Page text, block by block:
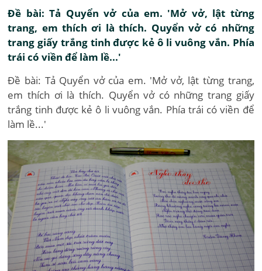
Đề bài: Tả Quyển vở của em. 'Mở vở, lật từng
trang, em thích ơi là thích. Quyển vở có những
trang giấy trắng tinh được kẻ ô li vuông vắn. Phía
trái có viền để làm lề...'
Đề bài: Tả Quyển vở của em. 'Mở vở, lật từng trang,
em thích ơi là thích. Quyển vở có những trang giấy
trắng tinh được kẻ ô li vuông vắn. Phía trái có viền để
làm lề...'